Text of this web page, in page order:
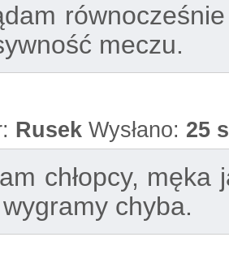
meczu.
Rusek Wysłano: 25
chłopcy, męka
chyba.